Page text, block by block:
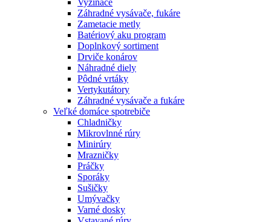
Záhradné vysávače, fukáre
Zametacie metly
Batériový aku program
Doplnkový sortiment
Drviče konárov
Náhradné diely
Pôdné vrtáky
Vertykutátory
Záhradné vysávače a fukáre
Veľké domáce spotrebiče
Chladničky
Mikrovlnné rúry
Minirúry
Mrazničky
Práčky
Sporáky
Sušičky
Umývačky
Varné dosky